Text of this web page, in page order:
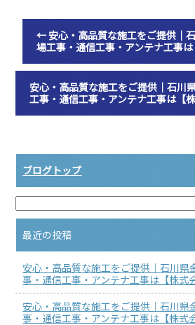
←安心・高品質な施工をご提供｜
場工事・通信工事・アンテナ工事は
安心・高品質な施工をご提供｜石川
工事・通信工事・アンテナ工事は【
ブログトップ
最近の投稿
安心・高品質な施工をご提供｜石川県
事・通信工事・アンテナ工事は【株式
安心・高品質な施工をご提供｜石川県
事・通信工事・アンテナ工事は【株式